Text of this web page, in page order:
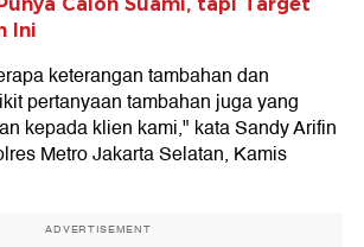
Calon Suami, tapi Target
Ini
keterangan tambahan dan
pertanyaan tambahan juga yang
kepada klien kami," kata Sandy Arifin
Metro Jakarta Selatan, Kamis
ADVERTISEMENT